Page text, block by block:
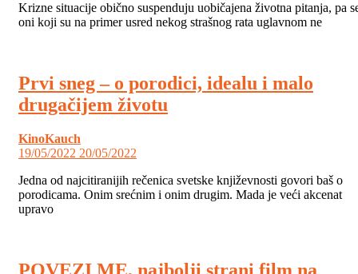
Krizne situacije obično suspenduju uobičajena životna pitanja, pa
oni koji su na primer usred nekog strašnog rata uglavnom ne
Prvi sneg – o porodici, idealu i malo
drugačijem životu
KinoKauch
19/05/2022 20/05/2022
Jedna od najcitiranijih rečenica svetske književnosti govori baš o
porodicama. Onim srećnim i onim drugim. Mada je veći akcenat
upravo